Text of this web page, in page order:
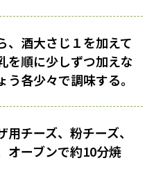
、酒大さじ１を加えて
を順に少しずつ加えな
各少々で調味する。
チーズ、粉チーズ、
オーブンで約10分焼